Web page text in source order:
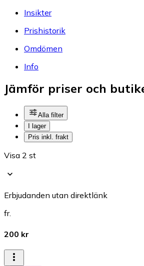
Insikter
Prishistorik
Omdömen
Info
Jämför priser och
Alla filter
I lager
Pris inkl. frakt
Visa 2 st
Erbjudanden utan direktlänk
fr.
200 kr